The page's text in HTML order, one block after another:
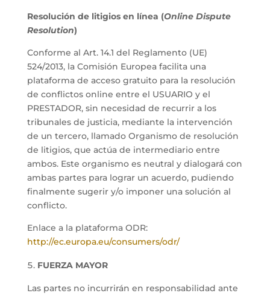
Resolución de litigios en línea (Online Dispute
Resolution)
Conforme al Art. 14.1 del Reglamento (UE)
524/2013, la Comisión Europea facilita una
plataforma de acceso gratuito para la resolución
de conflictos online entre el USUARIO y el
PRESTADOR, sin necesidad de recurrir a los
tribunales de justicia, mediante la intervención
de un tercero, llamado Organismo de resolución
de litigios, que actúa de intermediario entre
ambos. Este organismo es neutral y dialogará con
ambas partes para lograr un acuerdo, pudiendo
finalmente sugerir y/o imponer una solución al
conflicto.
Enlace a la plataforma ODR:
http://ec.europa.eu/consumers/odr/
FUERZA MAYOR
Las partes no incurrirán en responsabilidad ante